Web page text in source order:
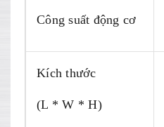
Công suất động cơ
Kích thước
(L * W * H)